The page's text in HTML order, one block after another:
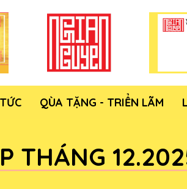
QÙA TẶNG - TRIỂN LÃM
THÁNG